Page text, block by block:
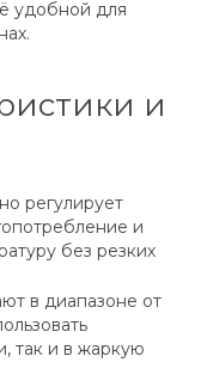
удобной для
и
регулирует
и
без резких
в диапазоне от
так и в жаркую